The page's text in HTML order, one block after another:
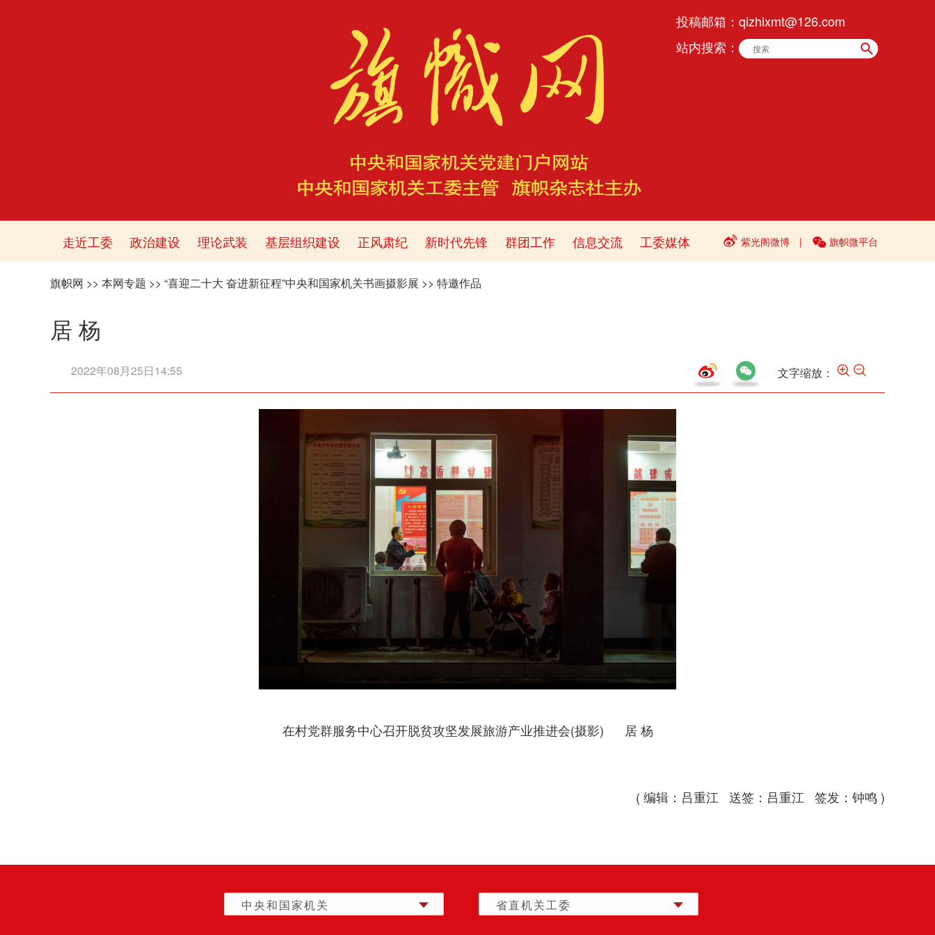
投稿邮箱： qizhixmt@126.com
站内搜索：
走近工委 政治建设 理论武装 基层组织建设 正风肃纪 新时代先锋 群团工作 信息交流 工委媒体 紫光阁微博 | 旗帜微平台
旗帜网 >> 本网专题 >> “喜迎二十大 奋进新征程”中央和国家机关书画摄影展 >> 特邀作品
居 杨
2022年08月25日14:55 文字缩放：
在村党群服务中心召开脱贫攻坚发展旅游产业推进会(摄影) 居 杨
( 编辑：吕重江 送签：吕重江 签发：钟鸣 )
中央和国家机关 省直机关工委